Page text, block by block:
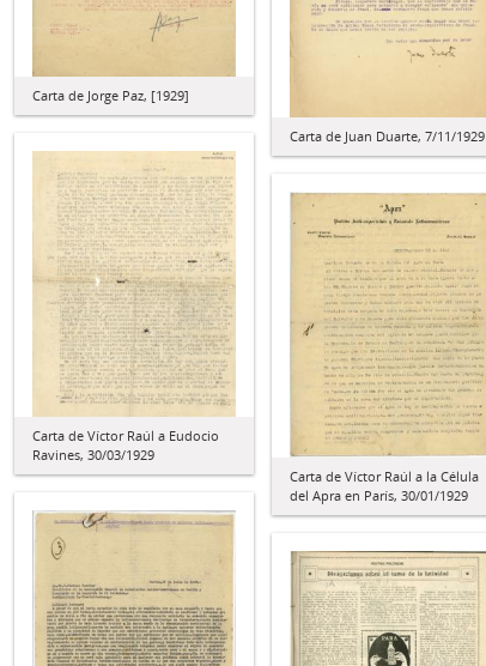
Carta de Jorge Paz, [1929]
Carta de Juan Duarte, 7/11/1929
Carta de Víctor Raúl a Eudocio
Ravines, 30/03/1929
Carta de Víctor Raúl a la Célula
del Apra en París, 30/01/1929